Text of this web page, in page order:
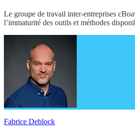
Le groupe de travail inter-entreprises
l’immaturité des outils et méthodes
Fabrice Deblock